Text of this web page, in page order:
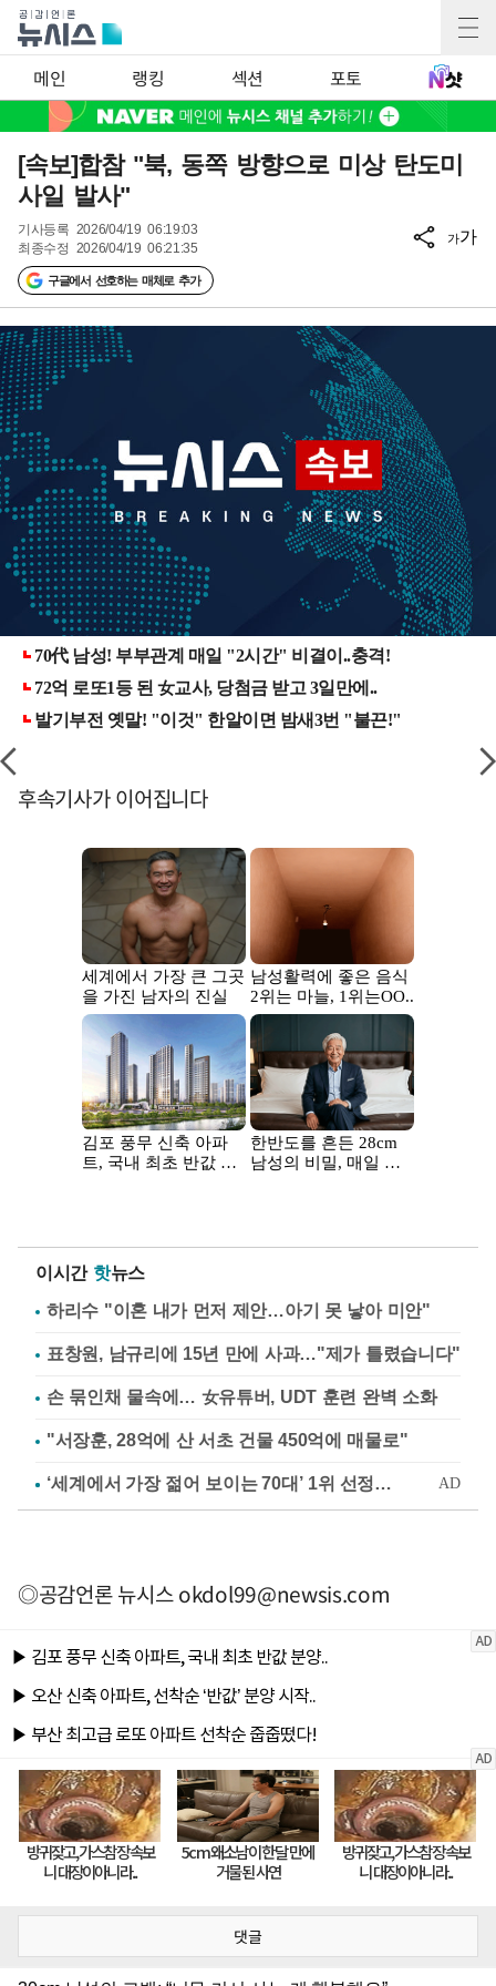
메인 랭킹 섹션 포토
[속보]합참 "북, 동쪽 방향으로 미상 탄도미
사일 발사"
기사등록 2026/04/19 06:19:03
최종수정 2026/04/19 06:21:35
구글에서 선호하는 매체로 추가
가가
후속기사가 이어집니다
이시간 핫뉴스
하리수 "이혼 내가 먼저 제안…아기 못 낳아 미안"
표창원, 남규리에 15년 만에 사과…"제가 틀렸습니다"
손 묶인채 물속에… 女유튜버, UDT 훈련 완벽 소화
"서장훈, 28억에 산 서초 건물 450억에 매물로"
◎공감언론 뉴시스okdol99@newsis.com
댓글